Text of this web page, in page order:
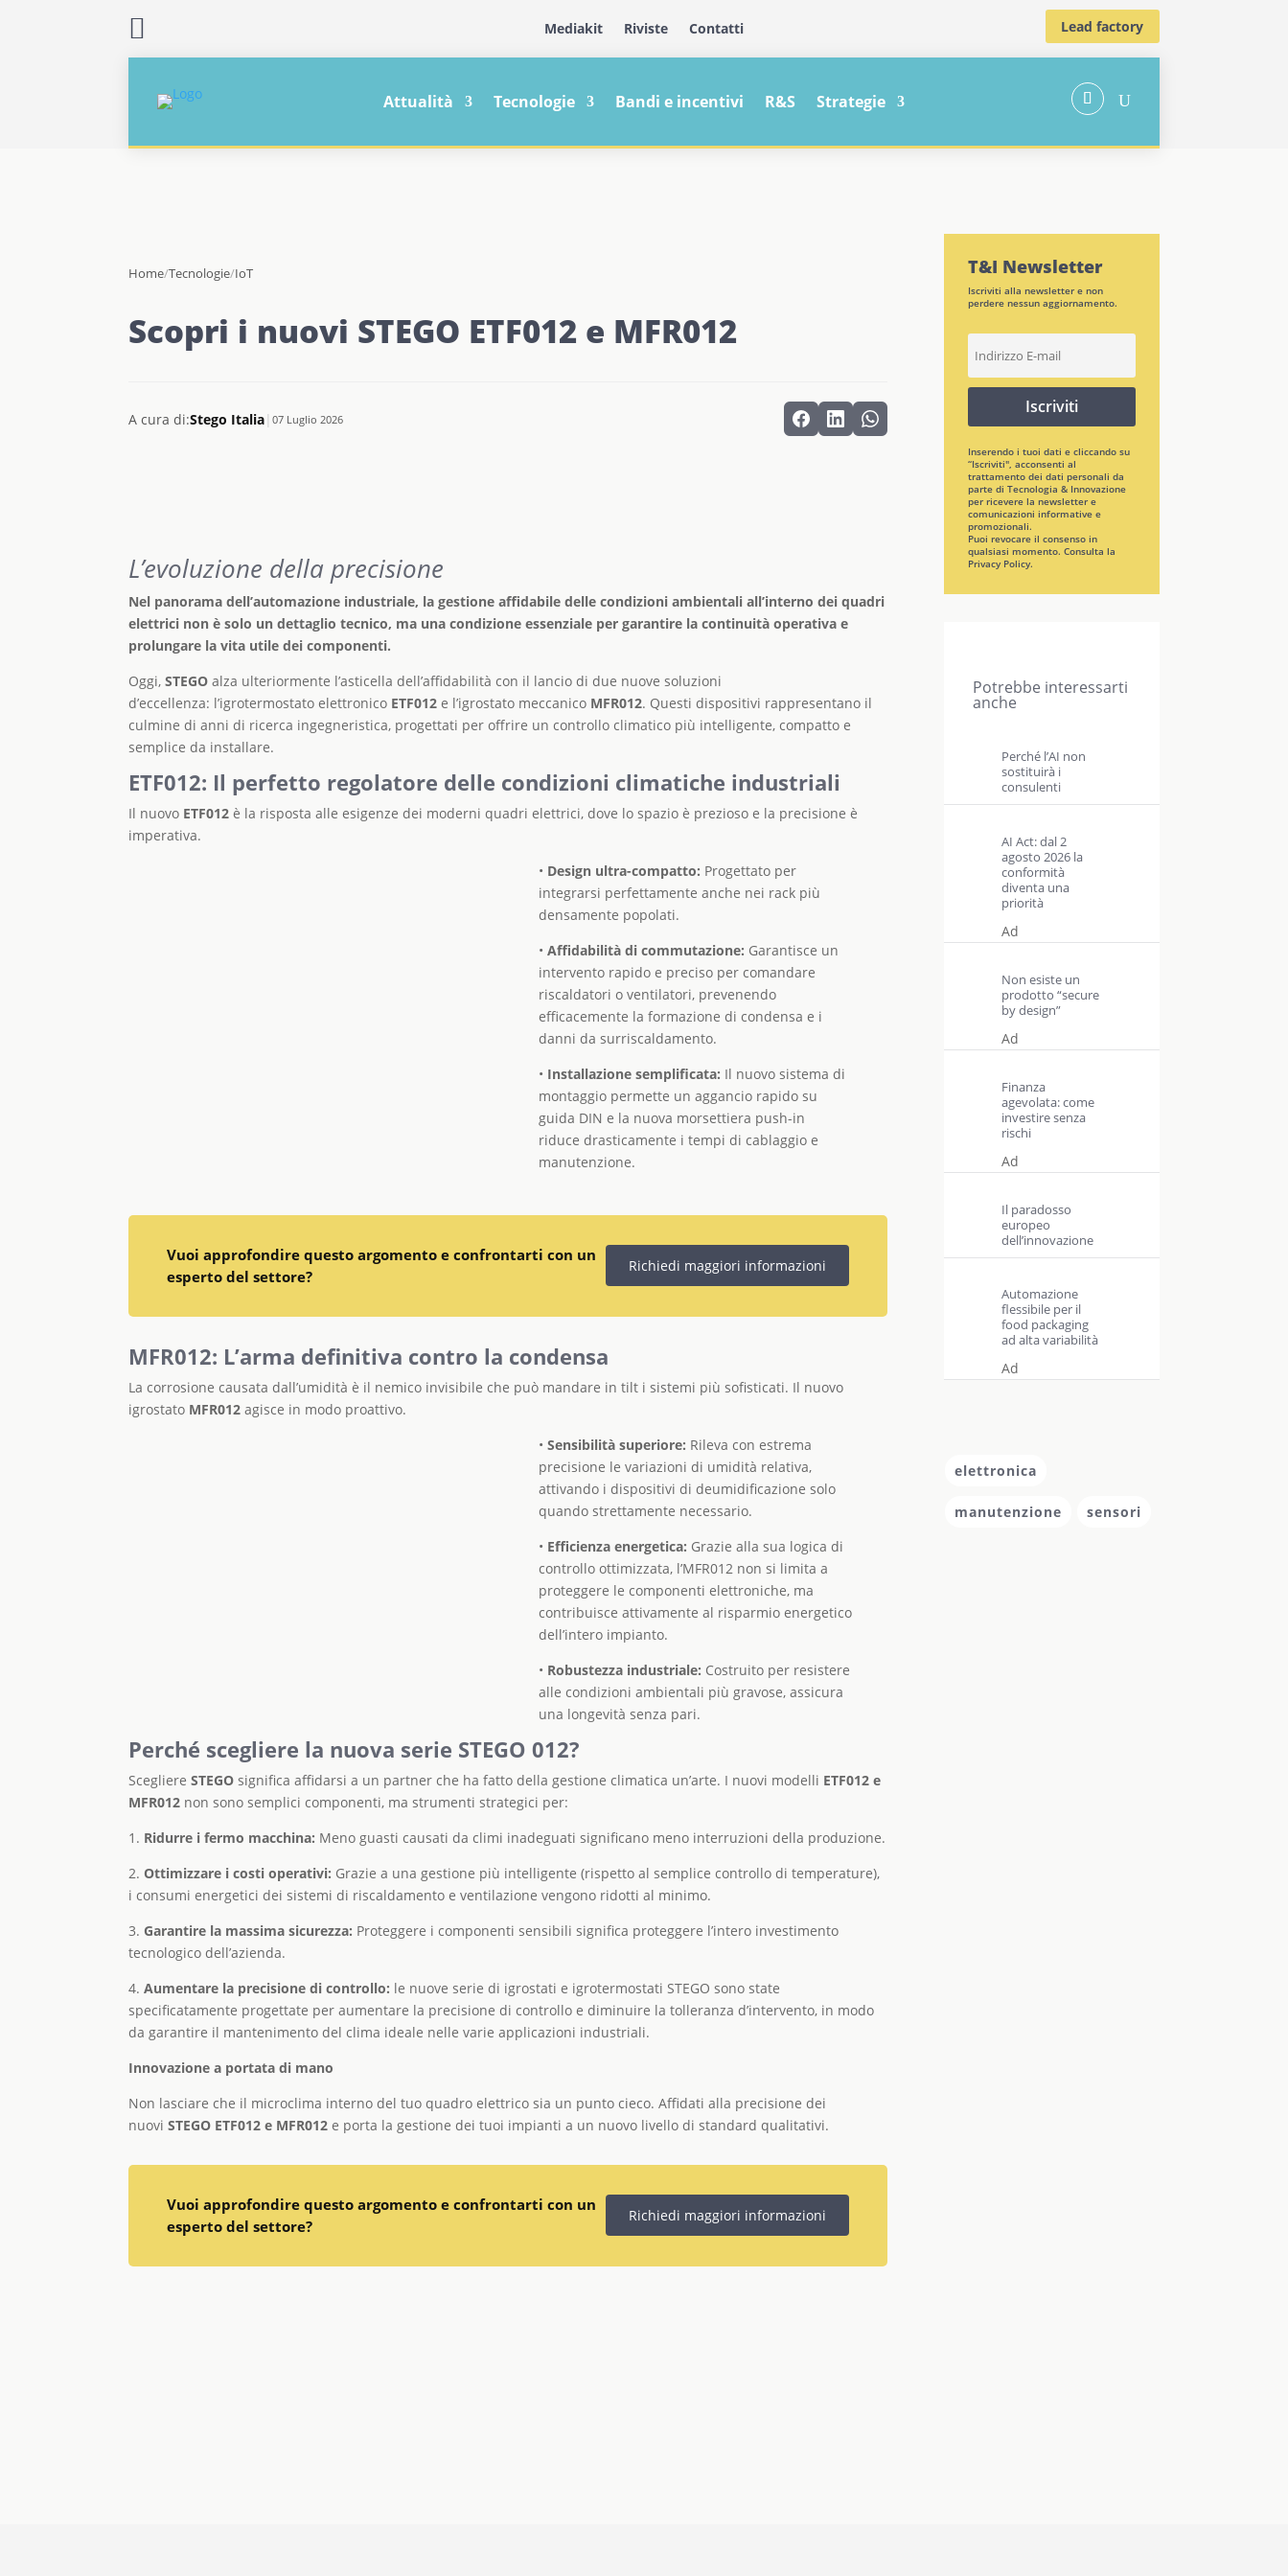
 Mediakit Riviste Contatti Lead factory
Attualità Tecnologie Bandi e incentivi R&S Strategie U
Home/Tecnologie/IoT
Scopri i nuovi STEGO ETF012 e MFR012
A cura di:Stego Italia|07 Luglio 2026
L’evoluzione della precisione
Nel panorama dell’automazione industriale, la gestione affidabile delle condizioni ambientali all’interno dei quadri
elettrici non è solo un dettaglio tecnico, ma una condizione essenziale per garantire la continuità operativa e
prolungare la vita utile dei componenti.
Oggi,STEGO alza ulteriormente l’asticella dell’affidabilità con il lancio di due nuove soluzioni
d’eccellenza: l’igrotermostato elettronico ETF012 e l’igrostato meccanico MFR012. Questi dispositivi rappresentano il
culmine di anni di ricerca ingegneristica, progettati per offrire un controllo climatico più intelligente, compatto e
semplice da installare.
ETF012: Il perfetto regolatore delle condizioni climatiche industriali
Il nuovo ETF012 è la risposta alle esigenze dei moderni quadri elettrici, dove lo spazio è prezioso e la precisione è
imperativa.
• Design ultra-compatto: Progettato per
integrarsi perfettamente anche nei rack più
densamente popolati.
• Affidabilità di commutazione: Garantisce un
intervento rapido e preciso per comandare
riscaldatori o ventilatori, prevenendo
efficacemente la formazione di condensa e i
danni da surriscaldamento.
• Installazione semplificata: Il nuovo sistema di
montaggio permette un aggancio rapido su
guida DIN e la nuova morsettiera push-in
riduce drasticamente i tempi di cablaggio e
manutenzione.
Vuoi approfondire questo argomento e confrontarti con un
esperto del settore?
Richiedi maggiori informazioni
MFR012: L’arma definitiva contro la condensa
La corrosione causata dall’umidità è il nemico invisibile che può mandare in tilt i sistemi più sofisticati. Il nuovo
igrostato MFR012 agisce in modo proattivo.
• Sensibilità superiore: Rileva con estrema
precisione le variazioni di umidità relativa,
attivando i dispositivi di deumidificazione solo
quando strettamente necessario.
• Efficienza energetica: Grazie alla sua logica di
controllo ottimizzata, l’MFR012 non si limita a
proteggere le componenti elettroniche, ma
contribuisce attivamente al risparmio energetico
dell’intero impianto.
• Robustezza industriale: Costruito per resistere
alle condizioni ambientali più gravose, assicura
una longevità senza pari.
Perché scegliere la nuova serie STEGO 012?
ScegliereSTEGO significa affidarsi a un partner che ha fatto della gestione climatica un’arte. I nuovi modelli ETF012 e
MFR012 non sono semplici componenti, ma strumenti strategici per:
1. Ridurre i fermo macchina: Meno guasti causati da climi inadeguati significano meno interruzioni della produzione.
2. Ottimizzare i costi operativi: Grazie a una gestione più intelligente (rispetto al semplice controllo di temperature),
i consumi energetici dei sistemi di riscaldamento e ventilazione vengono ridotti al minimo.
3. Garantire la massima sicurezza: Proteggere i componenti sensibili significa proteggere l’intero investimento
tecnologico dell’azienda.
4.Aumentare la precisione di controllo: le nuove serie di igrostati e igrotermostati STEGO sono state
specificatamente progettate per aumentare la precisione di controllo e diminuire la tolleranza d’intervento, in modo
da garantire il mantenimento del clima ideale nelle varie applicazioni industriali.
Innovazione a portata di mano
Non lasciare che il microclima interno del tuo quadro elettrico sia un punto cieco. Affidati alla precisione dei
nuoviSTEGO ETF012 e MFR012 e porta la gestione dei tuoi impianti a un nuovo livello di standard qualitativi.
Vuoi approfondire questo argomento e confrontarti con un
esperto del settore?
Richiedi maggiori informazioni
T&I Newsletter
Iscriviti alla newsletter e non
perdere nessun aggiornamento.
Iscriviti
Inserendo i tuoi dati e cliccando su
“Iscriviti", acconsenti al
trattamento dei dati personali da
parte di Tecnologia & Innovazione
per ricevere la newsletter e
comunicazioni informative e
promozionali.
Puoi revocare il consenso in
qualsiasi momento. Consulta la
Privacy Policy.
Potrebbe interessarti
anche
Perché l’AI non
sostituirà i
consulenti
AI Act: dal 2
agosto 2026 la
conformità
diventa una
priorità
Ad
Non esiste un
prodotto “secure
by design”
Ad
Finanza
agevolata: come
investire senza
rischi
Ad
Il paradosso
europeo
dell’innovazione
Automazione
flessibile per il
food packaging
ad alta variabilità
Ad
elettronica
manutenzione sensori